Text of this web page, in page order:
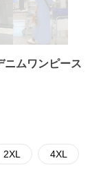
ニムワンピース
2XL 4XL